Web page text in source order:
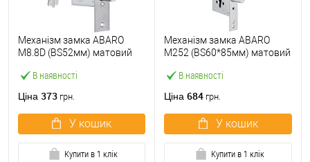
В наявності
Механізм замка ABARO
M8.8D (BS52мм) матовий
Ціна 373 грн.
У кошик
Купити в 1 клік
В наявності
Механізм замка ABARO
M252 (BS60*85мм) матовий
Ціна 684 грн.
У кошик
Купити в 1 клік